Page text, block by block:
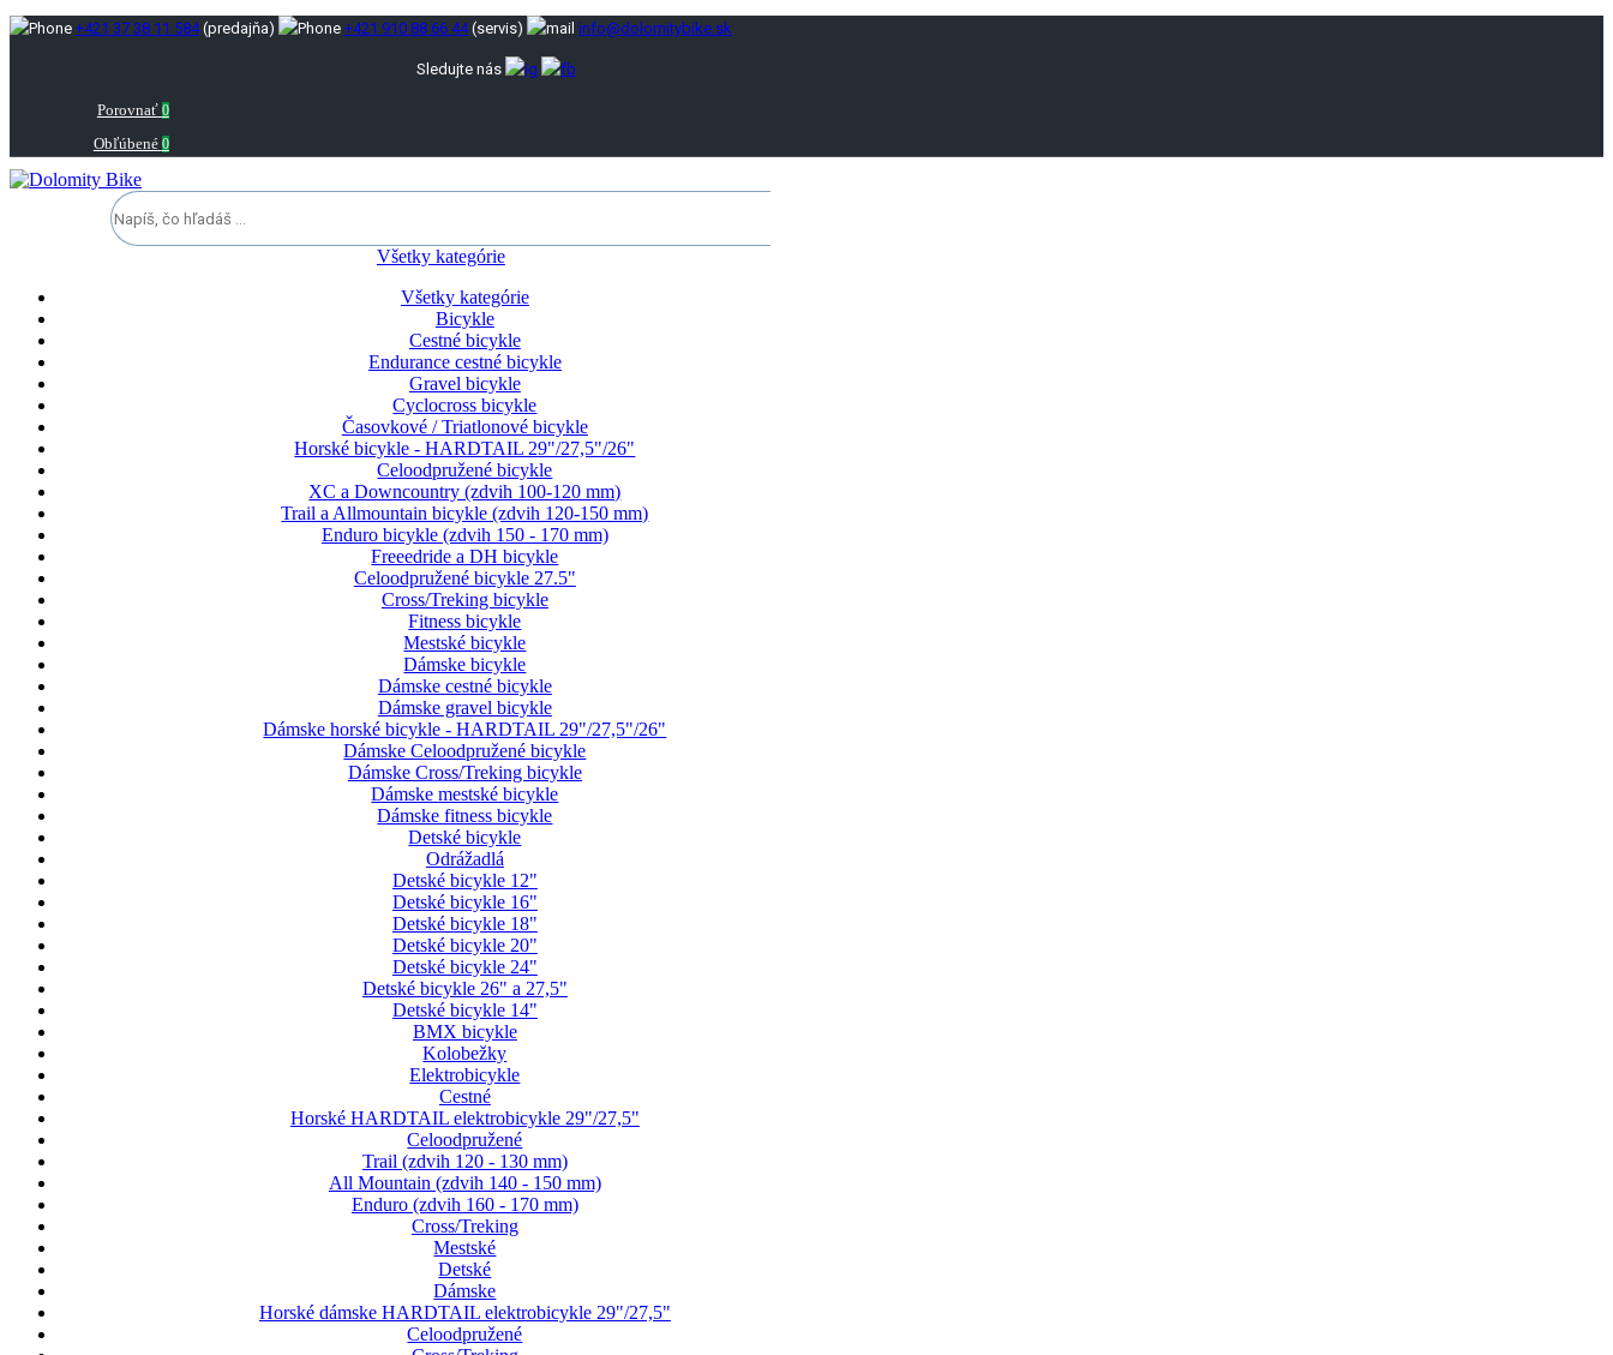
+421 37 38 11 584(predajňa) +421 910 88 66 44(servis) info@dolomitybike.sk
Sledujte nás
Porovnať 0
Obľúbené 0
Všetky kategórie
Všetky kategórie
Bicykle
Cestné bicykle
Endurance cestné bicykle
Gravel bicykle
Cyclocross bicykle
Časovkové / Triatlonové bicykle
Horské bicykle - HARDTAIL 29"/27,5"/26"
Celoodpružené bicykle
XC a Downcountry (zdvih 100-120 mm)
Trail a Allmountain bicykle (zdvih 120-150 mm)
Enduro bicykle (zdvih 150 - 170 mm)
Freeedride a DH bicykle
Celoodpružené bicykle 27.5"
Cross/Treking bicykle
Fitness bicykle
Mestské bicykle
Dámske bicykle
Dámske cestné bicykle
Dámske gravel bicykle
Dámske horské bicykle - HARDTAIL 29"/27,5"/26"
Dámske Celoodpružené bicykle
Dámske Cross/Treking bicykle
Dámske mestské bicykle
Dámske fitness bicykle
Detské bicykle
Odrážadlá
Detské bicykle 12"
Detské bicykle 16"
Detské bicykle 18"
Detské bicykle 20"
Detské bicykle 24"
Detské bicykle 26" a 27,5"
Detské bicykle 14"
BMX bicykle
Kolobežky
Elektrobicykle
Cestné
Horské HARDTAIL elektrobicykle 29"/27,5"
Celoodpružené
Trail (zdvih 120 - 130 mm)
All Mountain (zdvih 140 - 150 mm)
Enduro (zdvih 160 - 170 mm)
Cross/Treking
Mestské
Detské
Dámske
Horské dámske HARDTAIL elektrobicykle 29"/27,5"
Celoodpružené